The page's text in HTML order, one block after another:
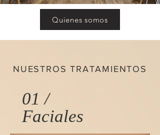
Quienes somos
NUESTROS TRATAMIENTOS
01 /
Faciales